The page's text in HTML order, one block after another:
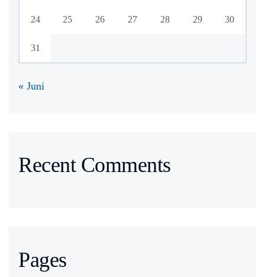
24 25 26 27 28 29 30
31
« Juni
Recent Comments
Pages